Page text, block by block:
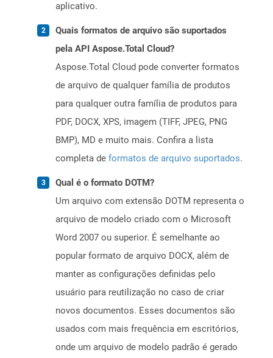
aplicativo.
Quais formatos de arquivo são suportados
pela API Aspose.Total Cloud?
Aspose.Total Cloud pode converter formatos
de arquivo de qualquer família de produtos
para qualquer outra família de produtos para
PDF, DOCX, XPS, imagem (TIFF, JPEG, PNG
BMP), MD e muito mais. Confira a lista
completa de formatos de arquivo suportados.
Qual é o formato DOTM?
Um arquivo com extensão DOTM representa o
arquivo de modelo criado com o Microsoft
Word 2007 ou superior. É semelhante ao
popular formato de arquivo DOCX, além de
manter as configurações definidas pelo
usuário para reutilização no caso de criar
novos documentos. Esses documentos são
usados ​​com mais frequência em escritórios,
onde um arquivo de modelo padrão é gerado